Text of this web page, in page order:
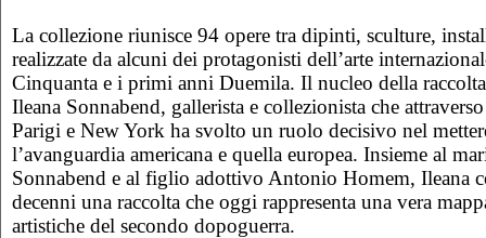
La collezione riunisce 94 opere tra dipinti, sculture,
realizzate da alcuni dei protagonisti dell’arte
Cinquanta e i primi anni Duemila. Il nucleo della
Ileana Sonnabend, gallerista e collezionista che
Parigi e New York ha svolto un ruolo decisivo nel
l’avanguardia americana e quella europea. Insieme al
Sonnabend e al figlio adottivo Antonio Homem, Ileana
decenni una raccolta che oggi rappresenta una vera
artistiche del secondo dopoguerra.